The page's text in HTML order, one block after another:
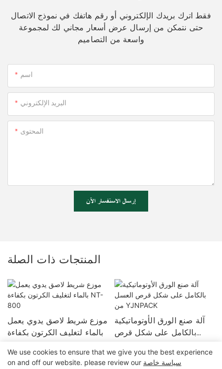
فقط اترك بريدك الإلكتروني أو رقم هاتفك في نموذج الاتصال
حتى نتمكن من إرسال عرض أسعار مجاني لك لمجموعة
واسعة من التصاميم
اسم
البريد الإلكتروني
المحتوى
إرسال الاستفسار الآن
المنتجات ذات الصلة
موزع شريط لاصق يدوي يعمل
بالماء لتغليف الكرتون بكفاءة
آلة صنع الورق الأوتوماتيكية
بالكامل على شكل قرص
حقوق الطبع والنشر © 2025 شركة Zhangzhou Air Power Packaging
We use cookies to ensure that we give you the best experience
on and off our website. please review our سياسة خاصة